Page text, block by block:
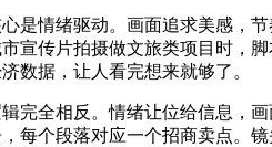
情绪驱动。画面追求美感，节
宣传片拍摄做文旅类项目时，
数据，让人看完想来就够了。
全相反。情绪让位给信息，画
每个段落对应一个招商卖点。